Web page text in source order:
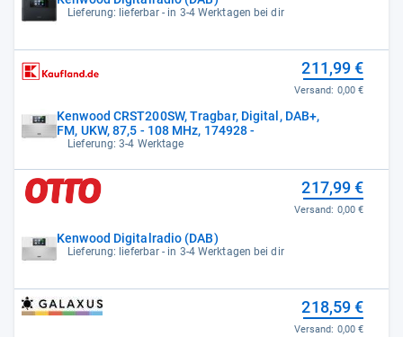
Lieferung: lieferbar - in 3-4 Werktagen bei dir
Kenwood CRST200SW, Tragbar, Digital, DAB+,
FM, UKW, 87,5 - 108 MHz, 174928 -
Lieferung: 3-4 Werktage
211,99 €
Versand: 0,00 €
Kenwood Digitalradio (DAB)
Lieferung: lieferbar - in 3-4 Werktagen bei dir
217,99 €
Versand: 0,00 €
218,59 €
Versand: 0,00 €